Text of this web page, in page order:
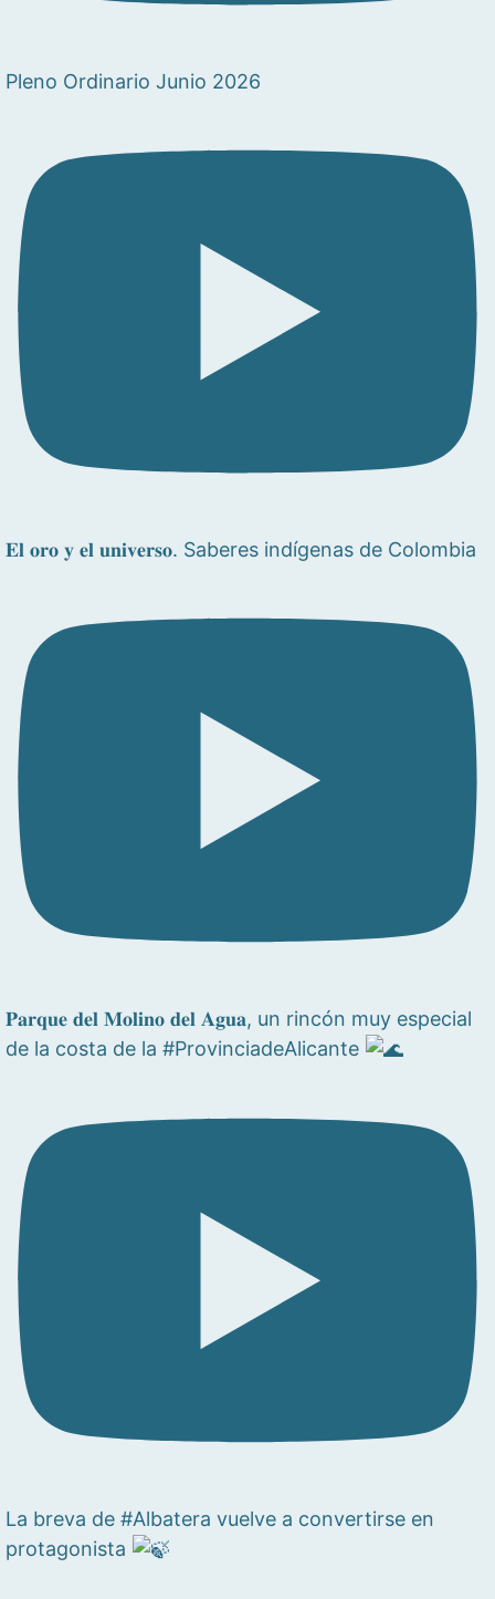
Pleno Ordinario Junio 2026
𝐄𝐥 𝐨𝐫𝐨 𝐲 𝐞𝐥 𝐮𝐧𝐢𝐯𝐞𝐫𝐬𝐨. Saberes indígenas de Colombia
𝐏𝐚𝐫𝐪𝐮𝐞 𝐝𝐞𝐥 𝐌𝐨𝐥𝐢𝐧𝐨 𝐝𝐞𝐥 𝐀𝐠𝐮𝐚, un rincón muy especial
de la costa de la #ProvinciadeAlicante
La breva de #Albatera vuelve a convertirse en
protagonista